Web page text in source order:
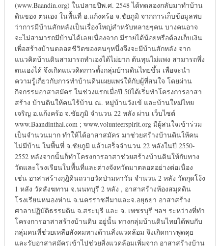
(www.Baandin.org) ในปลายปีพ.ศ. 2548 ได้ทดลองกลับมาทำบ้าน
ดินของ ตนเอง ในพื้นที่ อ.แก้งคร้อ จ.ชัยภูมิ จากการเก็บข้อมูลพบ
ว่าการมีบ้านสักหลังเป็นเรื่องใหญ่สำหรับหลายๆคน บางคนอาจ
จะไม่สามารถมีบ้านได้เลยเนื่องจาก มีรายได้น้อยหรือต้องเก็บเงิน
เพื่อสร้างบ้านตลอดชีวิตของคนๆหนึ่งจึงจะมีบ้านสักหลัง จาก
แนวคิดบ้านดินสามารถทำเองได้ไม่ยาก ต้นทุนไม่แพง สามารถพึ่ง
ตนเองได้ จึงเกิดแนวคิดการตั้งกลุ่มบ้านดินไทยขึ้น เพื่อจะนำ
ความรู้เกี่ยวกับการทำบ้านดินเผยแพร่ให้กับผู้ที่สนใจ โดยผ่าน
กิจกรรมอาสาสมัคร ในช่วงแรกเมื่อปี 50ได้เริ่มทำโครงการอาสา
สร้าง บ้านดินให้คนไร้บ้าน ณ. หมู่บ้านวังเข้ และบ้านใหม่ไทย
เจริญ อ.แก้งคร้อ จ.ชัยภูมิ จำนวน 22 หลัง ผ่าน เว็บไซต์
www.Baandinthai.com ; www.volunteerspirit.org มีผู้สนใจเข้าร่วม
เป็นจำนวนมาก ทำให้ได้อาสาสมัคร มาช่วยสร้างบ้านดินให้คน
ไม่มีบ้าน ในพื้นที่ จ.ชัยภูมิ แล้วเสร็จจำนวน 22 หลังในปี 2550-
2552 หลังจากนั้นก็ทำโครงการอาสาช่วยสร้างบ้านดินให้กับทาง
วัดและโรงเรียนในพื้นที่และต่างจังหวัดมาตลอดอย่างต่อเนื่อง
เช่น อาสาสร้างกุฎิดินถวายวัดป่ามหาวัน จำนวน 2 หลัง วัดกุดโง้ง
1 หลัง วัดสังฆทาน จ.นนทบุรี 2 หลัง , อาสาสร้างห้องสมุดดิน
โรงเรียนหนองห่าน จ.นครราชสีมาและจ.อยุธยา อาสาสร้าง
ศาลาปฏิบัติธรรมดิน จ.สระบุรี และ จ. เพชรบุรี ฯลฯ ระหว่างที่ทำ
โครงการอาสาสร้างบ้านดิน อยู่นั้น ทางกลุ่มบ้านดินไทยได้พบกับ
กลุ่มคนที่ช่วยเหลือสังคมทางด้านสิ่งแวดล้อม จึงเกิดการพูดคุย
และรับอาสาสมัครเข้าไปช่วยสิ่งแวดล้อมเพิ่มจาก อาสาสร้างบ้าน